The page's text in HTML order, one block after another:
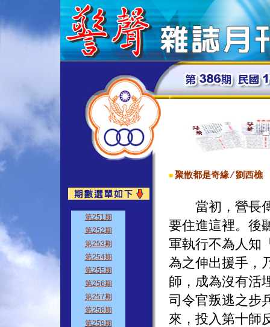
■ 聚散都是奇緣 ∕ 劉西樵
當初，營長傳
要住進這裡。後
軍執行不為人知
為之伸出援手，
師，成為沒有活
司令官叛逃之步
來，投入第十師